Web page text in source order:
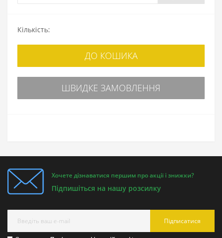
Кількість:
ДО КОШИКА
ШВИДКЕ ЗАМОВЛЕННЯ
Хочете дізнаватися першим про акції і знижки?
Підпишіться на нашу розсилку
Підписатися